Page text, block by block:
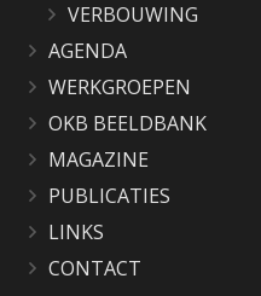
VERBOUWING
AGENDA
WERKGROEPEN
OKB BEELDBANK
MAGAZINE
PUBLICATIES
LINKS
CONTACT